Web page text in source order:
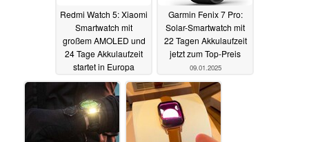
Redmi Watch 5: Xiaomi
Smartwatch mit
großem AMOLED und
24 Tage Akkulaufzeit
startet in Europa
10.01.2025
Garmin Fenix 7 Pro:
Solar-Smartwatch mit
22 Tagen Akkulaufzeit
jetzt zum Top-Preis
09.01.2025